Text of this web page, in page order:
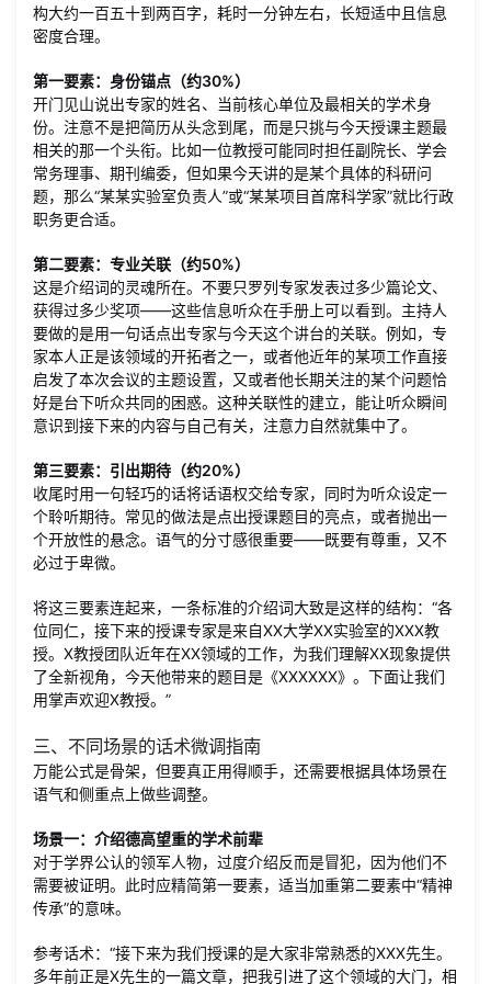
构大约一百五十到两百字，耗时一分钟左右，长短适中且信息
密度合理。
第一要素：身份锚点（约30%）
开门见山说出专家的姓名、当前核心单位及最相关的学术身
份。注意不是把简历从头念到尾，而是只挑与今天授课主题最
相关的那一个头衔。比如一位教授可能同时担任副院长、学会
常务理事、期刊编委，但如果今天讲的是某个具体的科研问
题，那么“某某实验室负责人”或“某某项目首席科学家”就比行政
职务更合适。
第二要素：专业关联（约50%）
这是介绍词的灵魂所在。不要只罗列专家发表过多少篇论文、
获得过多少奖项——这些信息听众在手册上可以看到。主持人
要做的是用一句话点出专家与今天这个讲台的关联。例如，专
家本人正是该领域的开拓者之一，或者他近年的某项工作直接
启发了本次会议的主题设置，又或者他长期关注的某个问题恰
好是台下听众共同的困惑。这种关联性的建立，能让听众瞬间
意识到接下来的内容与自己有关，注意力自然就集中了。
第三要素：引出期待（约20%）
收尾时用一句轻巧的话将话语权交给专家，同时为听众设定一
个聆听期待。常见的做法是点出授课题目的亮点，或者抛出一
个开放性的悬念。语气的分寸感很重要——既要有尊重，又不
必过于卑微。
将这三要素连起来，一条标准的介绍词大致是这样的结构：“各
位同仁，接下来的授课专家是来自XX大学XX实验室的XXX教
授。X教授团队近年在XX领域的工作，为我们理解XX现象提供
了全新视角，今天他带来的题目是《XXXXXX》。下面让我们
用掌声欢迎X教授。”
三、不同场景的话术微调指南
万能公式是骨架，但要真正用得顺手，还需要根据具体场景在
语气和侧重点上做些调整。
场景一：介绍德高望重的学术前辈
对于学界公认的领军人物，过度介绍反而是冒犯，因为他们不
需要被证明。此时应精简第一要素，适当加重第二要素中“精神
传承”的意味。
参考话术：“接下来为我们授课的是大家非常熟悉的XXX先生。
多年前正是X先生的一篇文章，把我引进了这个领域的大门，相